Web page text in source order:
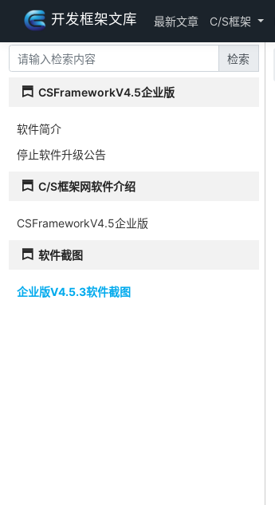
开发框架文库 最新文章 C/S框架
检索
CSFrameworkV4.5企业版
软件简介
停止软件升级公告
C/S框架网软件介绍
CSFrameworkV4.5企业版
软件截图
企业版V4.5.3软件截图